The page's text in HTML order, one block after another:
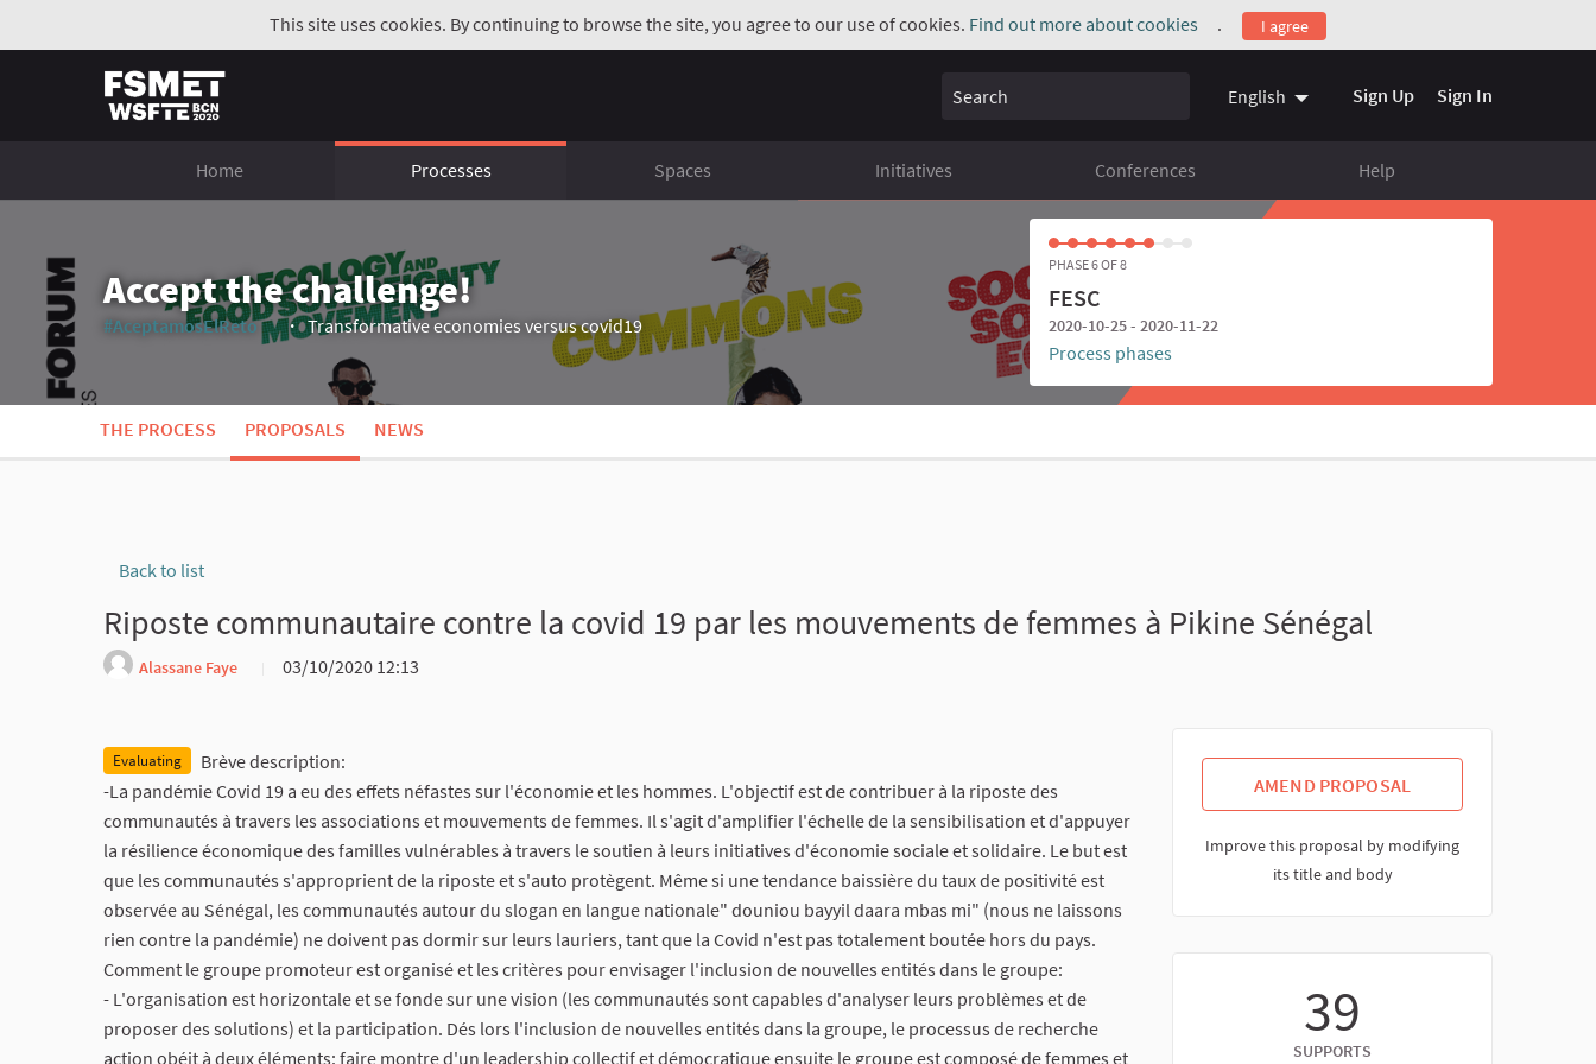
This site uses cookies. By continuing to browse the site, you agree to our use of cookies. Find out more about cookies
(External link)
. I agree
Search English Sign Up Sign In
Home Processes Spaces Initiatives Conferences Help
Accept the challenge!
#AceptamosElReto
(External link)
Transformative economies versus covid19
PHASE 6 OF 8
FESC
2020-10-25 - 2020-11-22
Process phases
THE PROCESS PROPOSALS NEWS
Back to list
Riposte communautaire contre la covid 19 par les mouvements de femmes à Pikine Sénégal
Alassane Faye
03/10/2020 12:13
Evaluating
Brève description:
-La pandémie Covid 19 a eu des effets néfastes sur l'économie et les hommes. L'objectif est de contribuer à la riposte des
communautés à travers les associations et mouvements de femmes. Il s'agit d'amplifier l'échelle de la sensibilisation et d'appuyer
la résilience économique des familles vulnérables à travers le soutien à leurs initiatives d'économie sociale et solidaire. Le but est
que les communautés s'approprient de la riposte et s'auto protègent. Même si une tendance baissière du taux de positivité est
observée au Sénégal, les communautés autour du slogan en langue nationale" douniou bayyil daara mbas mi" (nous ne laissons
rien contre la pandémie) ne doivent pas dormir sur leurs lauriers, tant que la Covid n'est pas totalement boutée hors du pays.
Comment le groupe promoteur est organisé et les critères pour envisager l'inclusion de nouvelles entités dans le groupe:
- L'organisation est horizontale et se fonde sur une vision (les communautés sont capables d'analyser leurs problèmes et de
proposer des solutions) et la participation. Dés lors l'inclusion de nouvelles entités dans la groupe, le processus de recherche
action obéit à deux éléments: faire montre d'un leadership collectif et démocratique ensuite le groupe est composé de femmes et
AMEND PROPOSAL
Improve this proposal by modifying
its title and body
39
SUPPORTS